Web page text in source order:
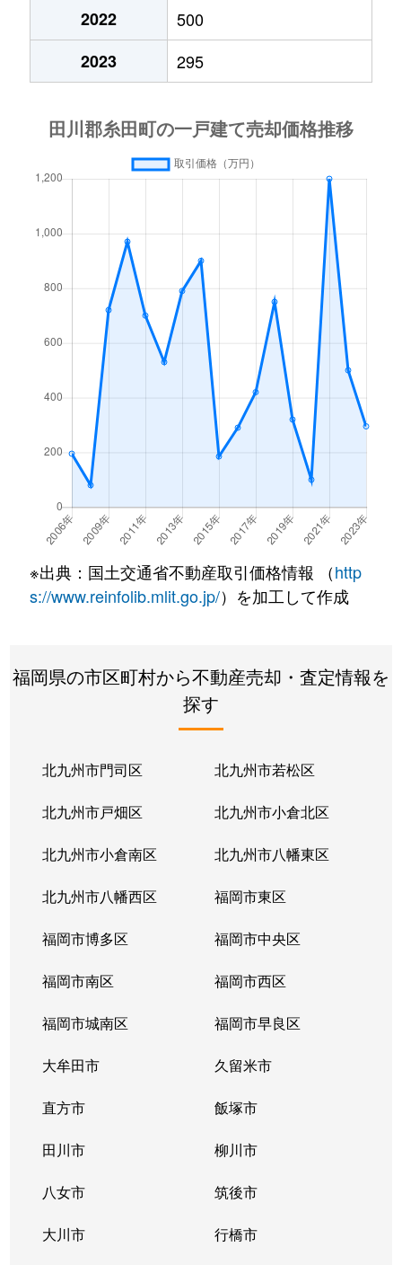
2022
500
2023
295
※出典：国土交通省不動産取引価格情報 （http
s://www.reinfolib.mlit.go.jp/）を加工して作成
福岡県の市区町村から不動産売却・査定情報を
探す
北九州市門司区 北九州市若松区
北九州市戸畑区 北九州市小倉北区
北九州市小倉南区 北九州市八幡東区
北九州市八幡西区 福岡市東区
福岡市博多区 福岡市中央区
福岡市南区 福岡市西区
福岡市城南区 福岡市早良区
大牟田市 久留米市
直方市 飯塚市
田川市 柳川市
八女市 筑後市
大川市 行橋市